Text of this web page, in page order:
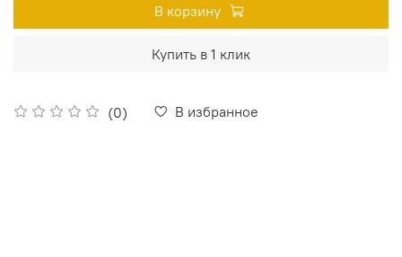
(0) В избранное
В корзину
Купить в 1 клик